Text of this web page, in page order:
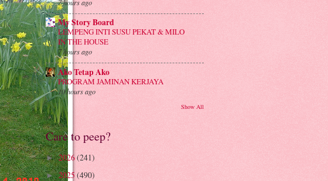
7 hours ago
My Story Board
LEMPENG INTI SUSU PEKAT & MILO
IN THE HOUSE
7 hours ago
Ako Tetap Ako
PROGRAM JAMINAN KERJAYA
10 hours ago
Show All
Care to peep?
►2026(241)
►2025 (490)